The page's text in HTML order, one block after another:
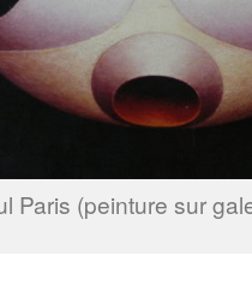
Paris (peinture sur